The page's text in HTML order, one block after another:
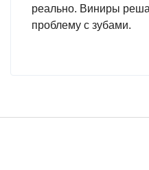
реально. Виниры
проблему с зубами.